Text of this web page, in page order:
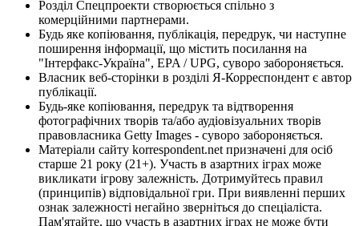
Розділ Спецпроекти створюється спільно з
комерційними партнерами.
Будь яке копіювання, публікація, передрук, чи наступне
поширення інформації, що містить посилання на
"Інтерфакс-Україна", EPA / UPG, суворо забороняється.
Власник веб-сторінки в розділі Я-Корреспондент є автор
публікації.
Будь-яке копіювання, передрук та відтворення
фотографічних творів та/або аудіовізуальних творів
правовласника Getty Images - суворо забороняється.
Матеріали сайту korrespondent.net призначені для осіб
старше 21 року (21+). Участь в азартних іграх може
викликати ігрову залежність. Дотримуйтесь правил
(принципів) відповідальної гри. При виявленні перших
ознак залежності негайно зверніться до спеціаліста.
Пам'ятайте, що участь в азартних іграх не може бути